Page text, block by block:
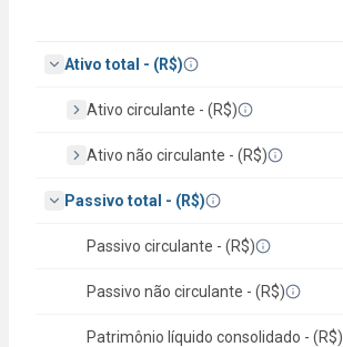
Ativo total - (R$)
Ativo circulante - (R$)
Ativo não circulante - (R$)
Passivo total - (R$)
Passivo circulante - (R$)
Passivo não circulante - (R$)
Patrimônio líquido consolidado - (R$)